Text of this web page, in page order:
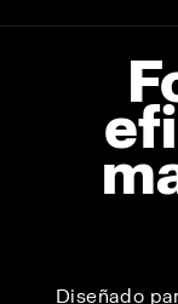
Diseñado